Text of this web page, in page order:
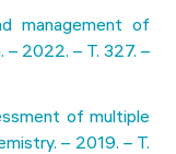
management of
– 2022. – Т. 327. –
of multiple
– 2019. – Т.